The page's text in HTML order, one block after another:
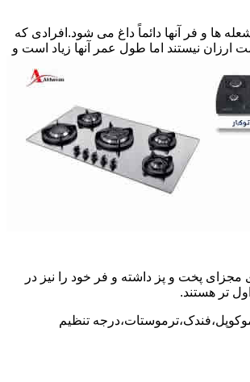
ها و فر آنها دائماً داغ می شود.افرادی که
ارزان نیستند اما طول عمر آنها زیاد است و
پخت و پز داشته و فر خود را نیز در
تر هستند.
تنظیم